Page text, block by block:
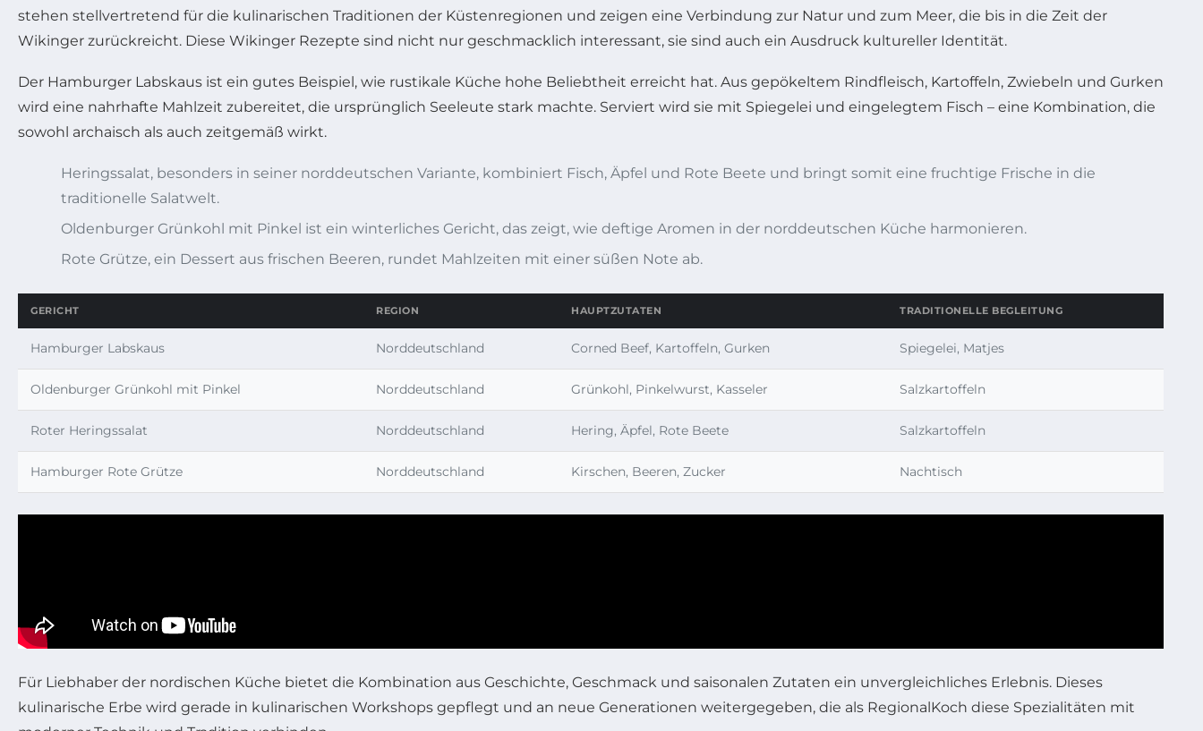
stehen stellvertretend für die kulinarischen Traditionen der Küstenregionen und zeigen eine Verbindung zur Natur und zum Meer, die bis in die Zeit der
Wikinger zurückreicht. Diese Wikinger Rezepte sind nicht nur geschmacklich interessant, sie sind auch ein Ausdruck kultureller Identität.
Der Hamburger Labskaus ist ein gutes Beispiel, wie rustikale Küche hohe Beliebtheit erreicht hat. Aus gepökeltem Rindfleisch, Kartoffeln, Zwiebeln und Gurken
wird eine nahrhafte Mahlzeit zubereitet, die ursprünglich Seeleute stark machte. Serviert wird sie mit Spiegelei und eingelegtem Fisch – eine Kombination, die
sowohl archaisch als auch zeitgemäß wirkt.
Heringssalat, besonders in seiner norddeutschen Variante, kombiniert Fisch, Äpfel und Rote Beete und bringt somit eine fruchtige Frische in die
traditionelle Salatwelt.
Oldenburger Grünkohl mit Pinkel ist ein winterliches Gericht, das zeigt, wie deftige Aromen in der norddeutschen Küche harmonieren.
Rote Grütze, ein Dessert aus frischen Beeren, rundet Mahlzeiten mit einer süßen Note ab.
GERICHT REGION HAUPTZUTATEN TRADITIONELLE BEGLEITUNG
Hamburger Labskaus Norddeutschland Corned Beef, Kartoffeln, Gurken Spiegelei, Matjes
Oldenburger Grünkohl mit Pinkel Norddeutschland Grünkohl, Pinkelwurst, Kasseler Salzkartoffeln
Roter Heringssalat Norddeutschland Hering, Äpfel, Rote Beete Salzkartoffeln
Hamburger Rote Grütze Norddeutschland Kirschen, Beeren, Zucker Nachtisch
Für Liebhaber der nordischen Küche bietet die Kombination aus Geschichte, Geschmack und saisonalen Zutaten ein unvergleichliches Erlebnis. Dieses
kulinarische Erbe wird gerade in kulinarischen Workshops gepflegt und an neue Generationen weitergegeben, die als RegionalKoch diese Spezialitäten mit